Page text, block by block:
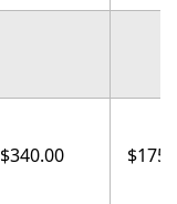
$340.00